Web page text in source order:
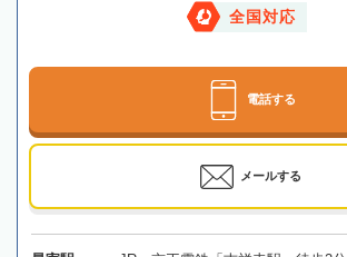
全国対応
電話する
メールする